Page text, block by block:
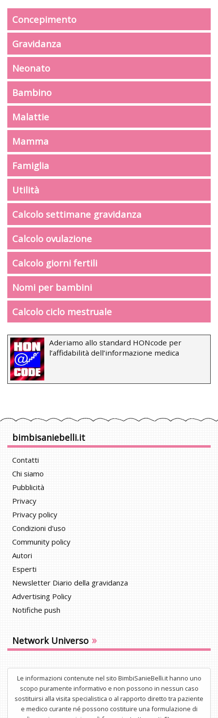
Concepimento
Gravidanza
Neonato
Bambino
Malattie
Mamma
Famiglia
Utilità
Calcolo settimane gravidanza
Calcolo ovulazione
Calcolo giorni fertili
Nomi per bambini
Calcolo ciclo mestruale
Aderiamo allo standard HONcode per
l’affidabilità dell’informazione medica
bimbisaniebelli.it
Contatti
Chi siamo
Pubblicità
Privacy
Privacy policy
Condizioni d'uso
Community policy
Autori
Esperti
Newsletter Diario della gravidanza
Advertising Policy
Notifiche push
Network Universo »
Le informazioni contenute nel sito BimbiSanieBelli.it hanno uno
scopo puramente informativo e non possono in nessun caso
sostituirsi alla visita specialistica o al rapporto diretto tra paziente
e medico curante né possono costituire una formulazione di